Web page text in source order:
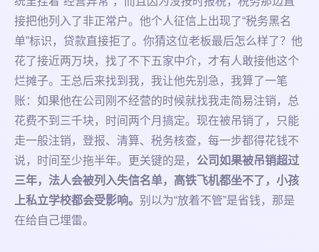
接把他列入了非正常户。他个人征信上出现了“税务黑名
单”标识，贷款直接拒了。你猜这位老板最后怎么样了？他
花了接近两万块，找了不下五家中介，才有人敢接他这个
烂摊子。王总后来找到我，我让他先别急，我算了一笔
账：如果他在公司刚不经营的时候就找我走简易注销，总
花费不到三千块，时间两个月搞定。现在被吊销了，只能
走一般注销，登报、清算、税务核查，每一步都得花钱不
说，时间至少拖半年。更关键的是， 公司如果被吊销超过
三年，法人会被列入失信名单，高铁飞机都坐不了，小孩
上私立学校都会受影响。 别以为“放着不管”是省钱，那是
在给自己埋雷。